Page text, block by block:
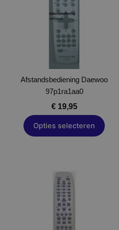
Afstandsbediening Daewoo
97p1ra1aa0
€19,95
Opties selecteren
meerdere
variaties.
Deze
optie
kan
gekozen
worden
op
de
productpagina
product
heeft
meerdere
variaties.
Deze